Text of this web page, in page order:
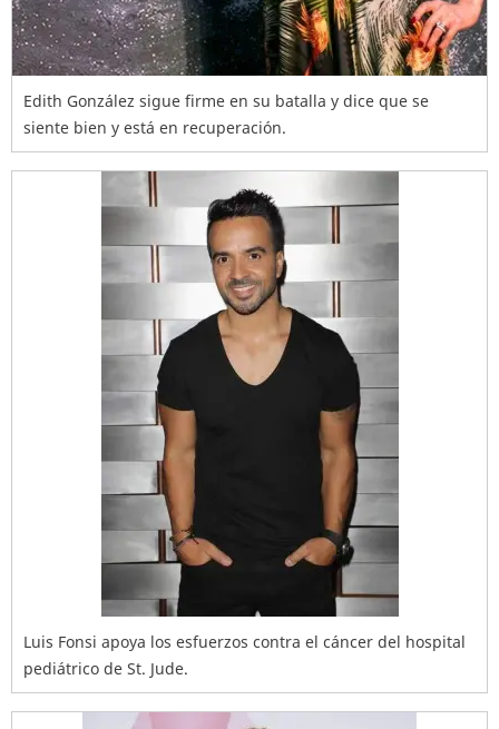
Edith González sigue firme en su batalla y dice que se
siente bien y está en recuperación.
Luis Fonsi apoya los esfuerzos contra el cáncer del hospital
pediátrico de St. Jude.